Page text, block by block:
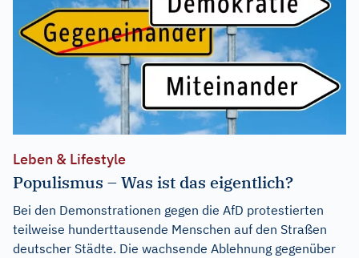
Leben & Lifestyle
Populismus – Was ist das eigentlich?
Bei den Demonstrationen gegen die AfD protestierten
teilweise hunderttausende Menschen auf den Straßen
deutscher Städte. Die wachsende Ablehnung gegenüber